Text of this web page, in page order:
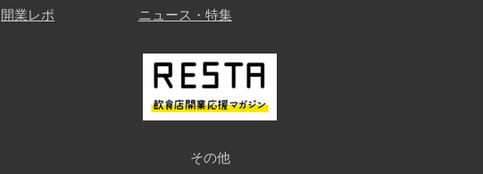
開業レポ
ニュース・特集
その他